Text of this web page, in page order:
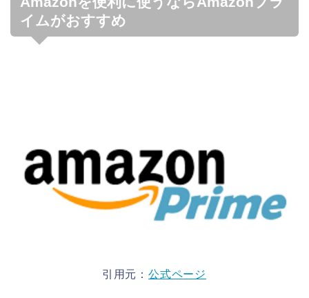
イムがおすすめ
引用元：公式ページ